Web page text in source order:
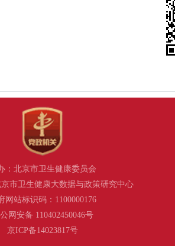
：北京市卫生健康委员会
市卫生健康大数据与政策研究中心
网站标识码：1100000176
网安备 110402450046号
京ICP备14023817号